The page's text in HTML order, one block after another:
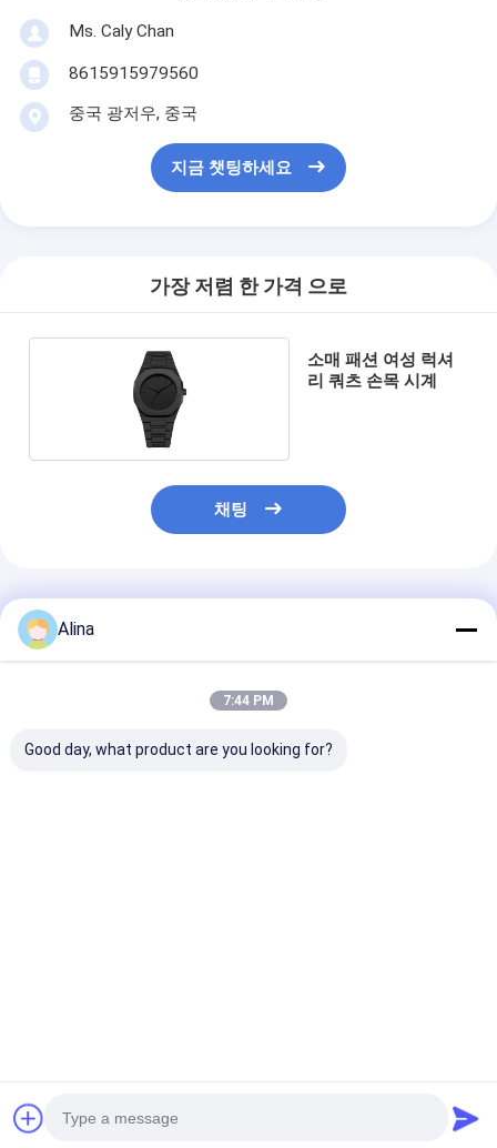
Ms. Caly Chan
8615915979560
중국 광저우, 중국
지금 챗팅하세요
가장 저렴 한 가격 으로
소매 패션 여성 럭셔
리 쿼츠 손목 시계
채팅
추천된 제품
Alina
7:44 PM
Good day, what product are you looking for?